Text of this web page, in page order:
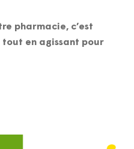
pharmacie, c’est
tout en agissant pour